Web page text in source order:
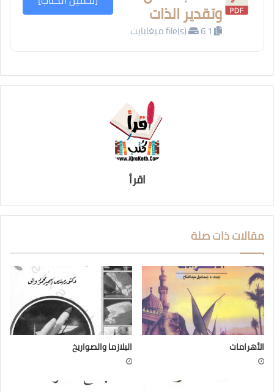
وتقدير الذات
6 ميغابايت
اقرأ
مقالات ذات صلة
الأهرامات البلازما والصواريخ